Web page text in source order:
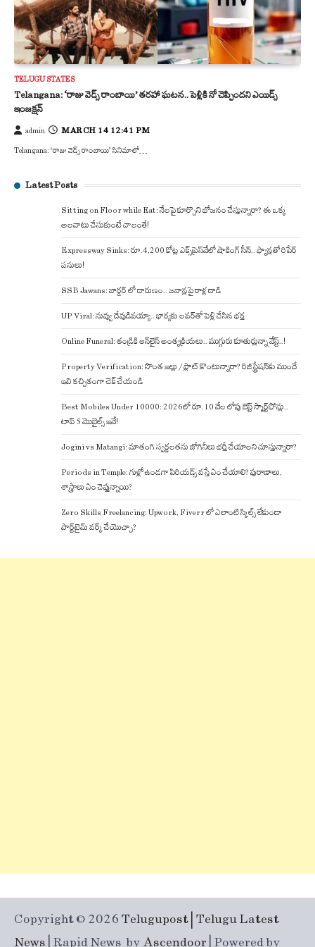
TELUGU STATES
Telangana: ‘రాజు వెడ్స్ రాంబాయి’ తరహా ఘటన.. పెళ్లికి నో చెప్పిందని ఎయిడ్స్
ఇంజక్షన్
admin MARCH 14 12:41 PM
Telangana: ‘రాజు వెడ్స్ రాంబాయి’ సినిమాలో…
Latest Posts
Sitting on Floor while Eat: నేలపై కూర్చొని భోజనం చేస్తున్నారా? ఈ ఒక్క
అలవాటు చేసుకుంటే చాలంతే!
Expressway Sinks: రూ.4,200 కోట్ల ఎక్స్‌ప్రెస్‌వేలో షాకింగ్ సీన్.. ఫ్యాన్లతో రిపేర్
పనులు!
SSB Jawans: బార్డర్ లో దారుణం.. జవాన్లపై రాళ్ల దాడి
UP Viral: నువ్వు దేవుడివయ్యా.. భార్యకు లవర్‌తో పెళ్లి చేసిన భర్త
Online Funeral: తండ్రికి ఆన్‌లైన్ అంత్యక్రియలు.. ముగ్గురు కూతుర్లున్నా వేస్ట్..!
Property Verification: సొంత ఇల్లు / ప్లాట్ కొంటున్నారా? రిజిస్ట్రేషన్‌కు ముందే
ఇవి కచ్చితంగా చెక్ చేయండి
Best Mobiles Under 10000: 2026లో రూ.10 వేల లోపు బెస్ట్ స్మార్ట్‌ఫోన్లు..
టాప్ 5 మొబైల్స్ ఇవే!
Jogini vs Matangi: మాతంగి స్వర్ణలతను జోగినీలు భర్తీ చేయాలని చూస్తున్నారా?
Periods in Temple: గుళ్లో ఉండగా పిరియడ్స్ వస్తే ఏం చేయాలి? పురాణాలు,
శాస్త్రాలు ఏం చెప్తున్నాయి?
Zero Skills Freelancing: Upwork, Fiverr లో ఎలాంటి స్కిల్స్ లేకుండా
పార్ట్‌టైమ్ వర్క్ చేయొచ్చా?
Copyright © 2026 Telugupost | Telugu Latest
News | Rapid News byAscendoor | Powered by